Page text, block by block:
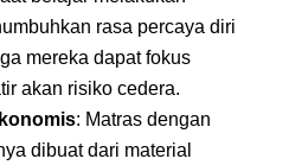
rasa percaya diri
mereka dapat fokus
akan risiko cedera.
: Matras dengan
dibuat dari material